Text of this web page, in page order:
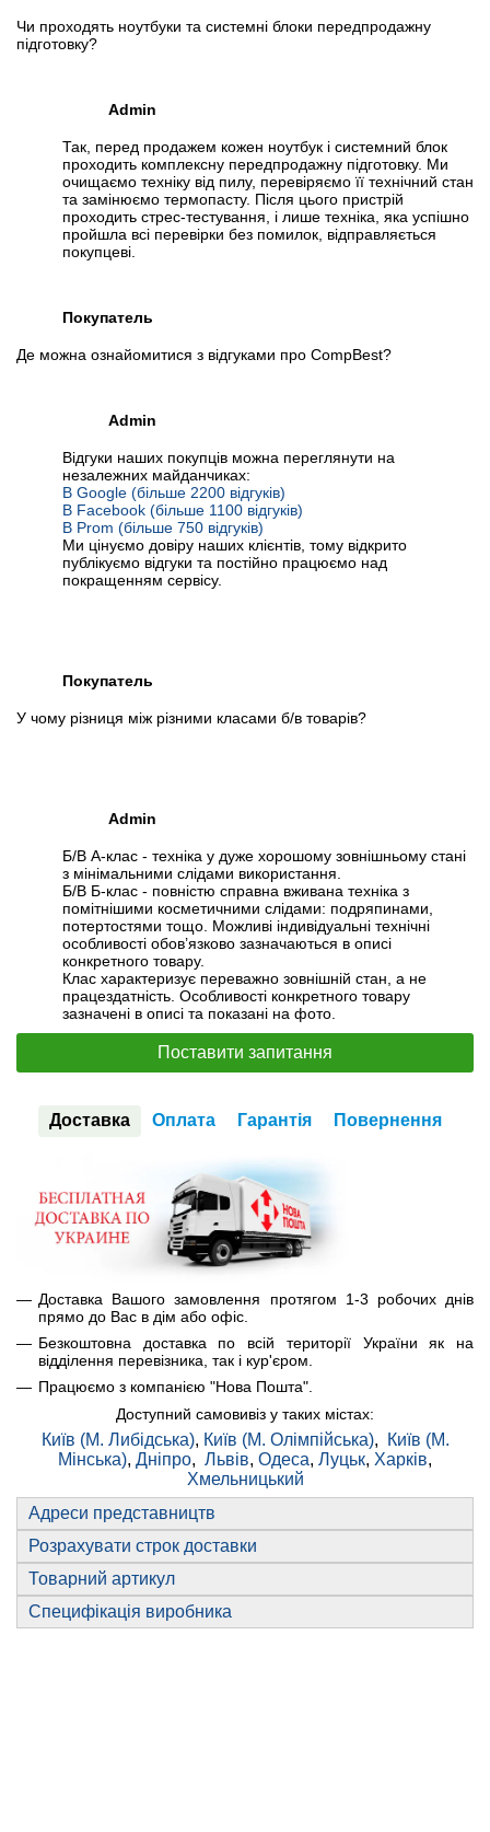
Чи проходять ноутбуки та системні блоки передпродажну
підготовку?
Admin
Так, перед продажем кожен ноутбук і системний блок
проходить комплексну передпродажну підготовку. Ми
очищаємо техніку від пилу, перевіряємо її технічний стан
та замінюємо термопасту. Після цього пристрій
проходить стрес-тестування, і лише техніка, яка успішно
пройшла всі перевірки без помилок, відправляється
покупцеві.
Покупатель
Де можна ознайомитися з відгуками про CompBest?
Admin
Відгуки наших покупців можна переглянути на
незалежних майданчиках:
В Google (більше 2200 відгуків)
В Facebook (більше 1100 відгуків)
В Prom (більше 750 відгуків)
Ми цінуємо довіру наших клієнтів, тому відкрито
публікуємо відгуки та постійно працюємо над
покращенням сервісу.
Покупатель
У чому різниця між різними класами б/в товарів?
Admin
Б/В А-клас - техніка у дуже хорошому зовнішньому стані
з мінімальними слідами використання.
Б/В Б-клас - повністю справна вживана техніка з
помітнішими косметичними слідами: подряпинами,
потертостями тощо. Можливі індивідуальні технічні
особливості обов’язково зазначаються в описі
конкретного товару.
Клас характеризує переважно зовнішній стан, а не
працездатність. Особливості конкретного товару
зазначені в описі та показані на фото.
Поставити запитання
Доставка Оплата Гарантія Повернення
Доставка Вашого замовлення протягом 1-3 робочих днів
прямо до Вас в дім або офіс.
Безкоштовна доставка по всій території України як на
відділення перевізника, так і кур'єром.
Працюємо з компанією "Нова Пошта".
Доступний самовивіз у таких містах:
Київ (М. Либідська), Київ (М. Олімпійська),
Київ (М.
Мінська), Дніпро, Львів, Одеса, Луцьк, Харків,
Хмельницький
Адреси представництв
Розрахувати строк доставки
Товарний артикул
Специфікація виробника